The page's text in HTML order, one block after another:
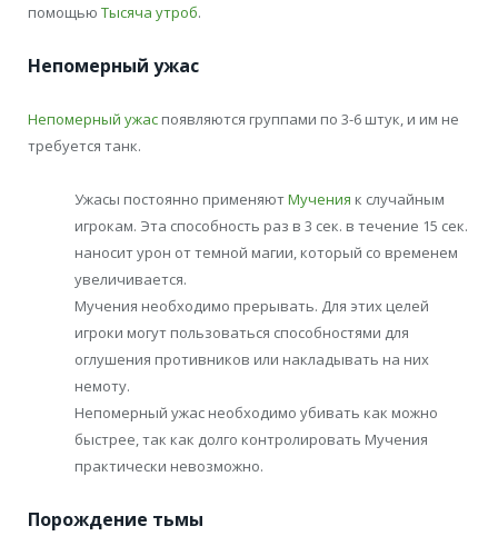
помощью Тысяча утроб.
Непомерный ужас
Непомерный ужас появляются группами по 3-6 штук, и им не
требуется танк.
Ужасы постоянно применяютМучения к случайным
игрокам. Эта способность раз в 3 сек. в течение 15 сек.
наносит урон от темной магии, который со временем
увеличивается.
Мучения необходимо прерывать. Для этих целей
игроки могут пользоваться способностями для
оглушения противников или накладывать на них
немоту.
Непомерный ужас необходимо убивать как можно
быстрее, так как долго контролировать Мучения
практически невозможно.
Порождение тьмы